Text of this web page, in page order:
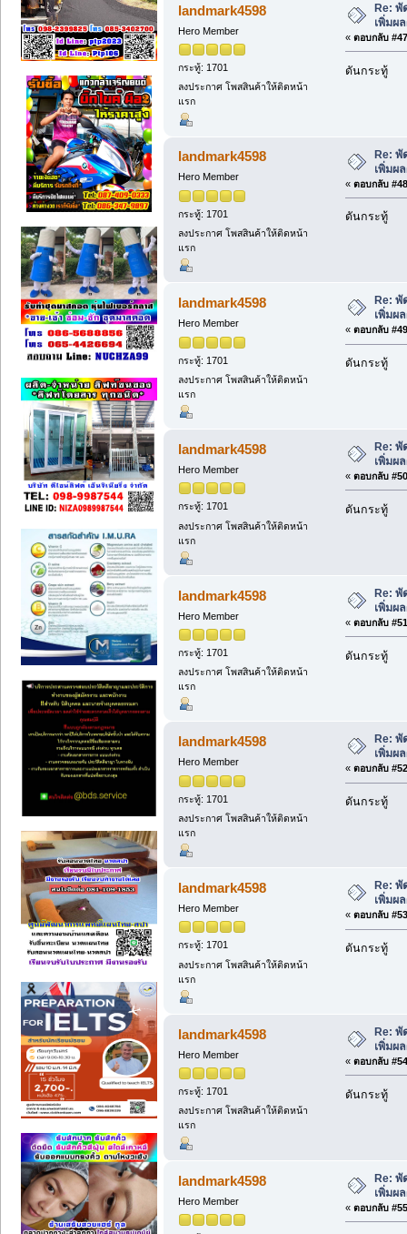
landmark4598
Hero Member
กระทู้: 1701
ลงประกาศ โพสสินค้าให้ติดหน้า
แรก
Re: พั
เพิ่มผ
« ตอบกลับ
ดันกระทู้
landmark4598
Hero Member
กระทู้: 1701
ลงประกาศ โพสสินค้าให้ติดหน้า
แรก
Re: พั
เพิ่มผ
« ตอบกลับ
ดันกระทู้
landmark4598
Hero Member
กระทู้: 1701
ลงประกาศ โพสสินค้าให้ติดหน้า
แรก
Re:
เพิ่มผ
« ตอบกลับ
ดันกระทู้
landmark4598
Hero Member
กระทู้: 1701
ลงประกาศ โพสสินค้าให้ติดหน้า
แรก
Re:
เพิ่มผ
« ตอบกลับ
ดันกระทู้
landmark4598
Hero Member
กระทู้: 1701
ลงประกาศ โพสสินค้าให้ติดหน้า
แรก
Re: พั
เพิ่มผ
« ตอบกลับ
ดันกระทู้
landmark4598
Hero Member
กระทู้: 1701
ลงประกาศ โพสสินค้าให้ติดหน้า
แรก
Re:
เพิ่มผ
« ตอบกลับ
ดันกระทู้
landmark4598
Hero Member
กระทู้: 1701
ลงประกาศ โพสสินค้าให้ติดหน้า
แรก
Re:
เพิ่มผ
« ตอบกลับ
ดันกระทู้
landmark4598
Hero Member
กระทู้: 1701
ลงประกาศ โพสสินค้าให้ติดหน้า
แรก
Re:
เพิ่มผ
« ตอบกลับ
ดันกระทู้
landmark4598
Hero Member
Re: พั
เพิ่มผ
« ตอบกลับ